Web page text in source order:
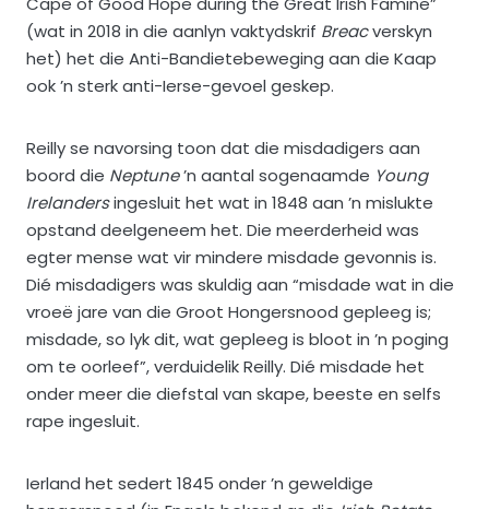
(wat in 2018 in die aanlyn vaktydskrif Breacverskyn
het) het die Anti-Bandietebeweging aan die Kaap
ook ’n sterk anti-Ierse-gevoel geskep.
Reilly se navorsing toon dat die misdadigers aan
boord die Neptune’n aantal sogenaamde Young
Irelandersingesluit het wat in 1848 aan ’n mislukte
opstand deelgeneem het. Die meerderheid was
egter mense wat vir mindere misdade gevonnis is.
Dié misdadigers was skuldig aan “misdade wat in die
vroeë jare van die Groot Hongersnood gepleeg is;
misdade, so lyk dit, wat gepleeg is bloot in ’n poging
om te oorleef”, verduidelik Reilly. Dié misdade het
onder meer die diefstal van skape, beeste en selfs
rape ingesluit.
Ierland het sedert 1845 onder ’n geweldige